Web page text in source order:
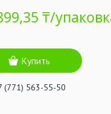
₸/
Купить
(771) 563-55-50